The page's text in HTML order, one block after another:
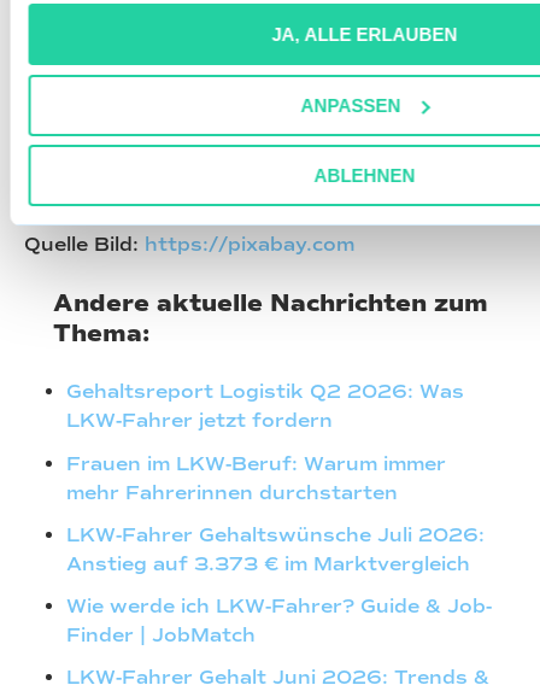
JA, ALLE ERLAUBEN
ANPASSEN
ABLEHNEN
www.sifa-sibe.de
www.eurotransport.de
www.verkehrsrundschau.de
www.arbeitsschutz-portal.de
Quelle Bild: https://pixabay.com
Andere aktuelle Nachrichten zum
Thema:
Gehaltsreport Logistik Q2 2026: Was
LKW-Fahrer jetzt fordern
Frauen im LKW-Beruf: Warum immer
mehr Fahrerinnen durchstarten
LKW-Fahrer Gehaltswünsche Juli 2026:
Anstieg auf 3.373 € im Marktvergleich
Wie werde ich LKW-Fahrer? Guide & Job-
Finder | JobMatch
LKW-Fahrer Gehalt Juni 2026: Trends &